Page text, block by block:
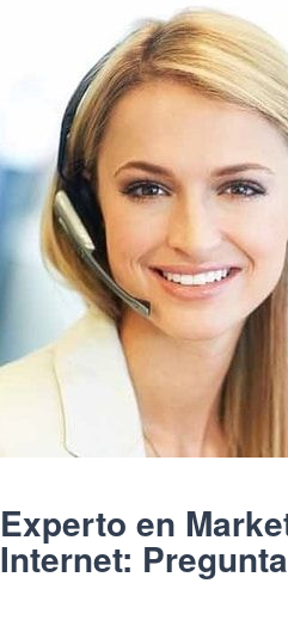
Experto en
Internet: